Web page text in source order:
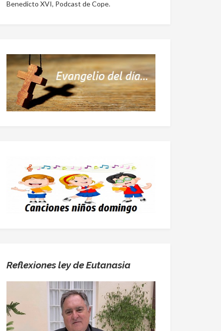
Benedicto XVI, Podcast de Cope.
Reflexiones ley de Eutanasia